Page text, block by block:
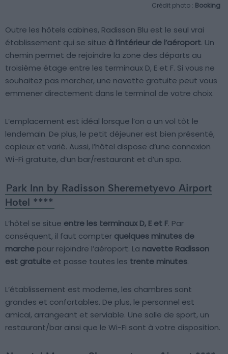
Crédit photo : Booking
Outre les hôtels cabines, Radisson Blu est le seul vrai
établissement qui se situe à l’intérieur de l’aéroport. Un
chemin permet de rejoindre la zone des départs au
troisième étage entre les terminaux D, E et F. Si vous ne
souhaitez pas marcher, une navette gratuite peut vous
emmener directement dans le terminal de votre choix.
L’emplacement est idéal lorsque l’on a un vol tôt le
lendemain. De plus, le petit déjeuner est bien présenté,
copieux et varié. Aussi, l’hôtel dispose d’une connexion
Wi-Fi gratuite, d’un bar/restaurant et d’un spa.
Park Inn by Radisson Sheremetyevo Airport
Hotel ****
L’hôtel se situe entre les terminaux D, E et F. Par
conséquent, il faut compter quelques minutes de
marche pour rejoindre l’aéroport. La navette Radisson
est gratuite et passe toutes les trente minutes.
L’établissement est moderne, les chambres sont
grandes et confortables. De plus, le personnel est
amical, arrangeant et serviable. Une salle de sport, un
restaurant/bar ainsi que le Wi-Fi sont à votre disposition.